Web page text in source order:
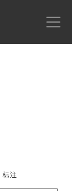
标注